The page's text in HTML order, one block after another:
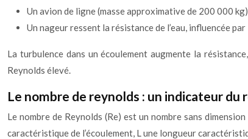
Un avion de ligne (masse approximative de 200 000
Un nageur ressent la résistance de l’eau, influencée
La turbulence dans un écoulement augmente la
Reynolds élevé.
Le nombre de reynolds : un indicateur du
Le nombre de Reynolds (Re) est un nombre sans
caractéristique de l’écoulement, L une longueur